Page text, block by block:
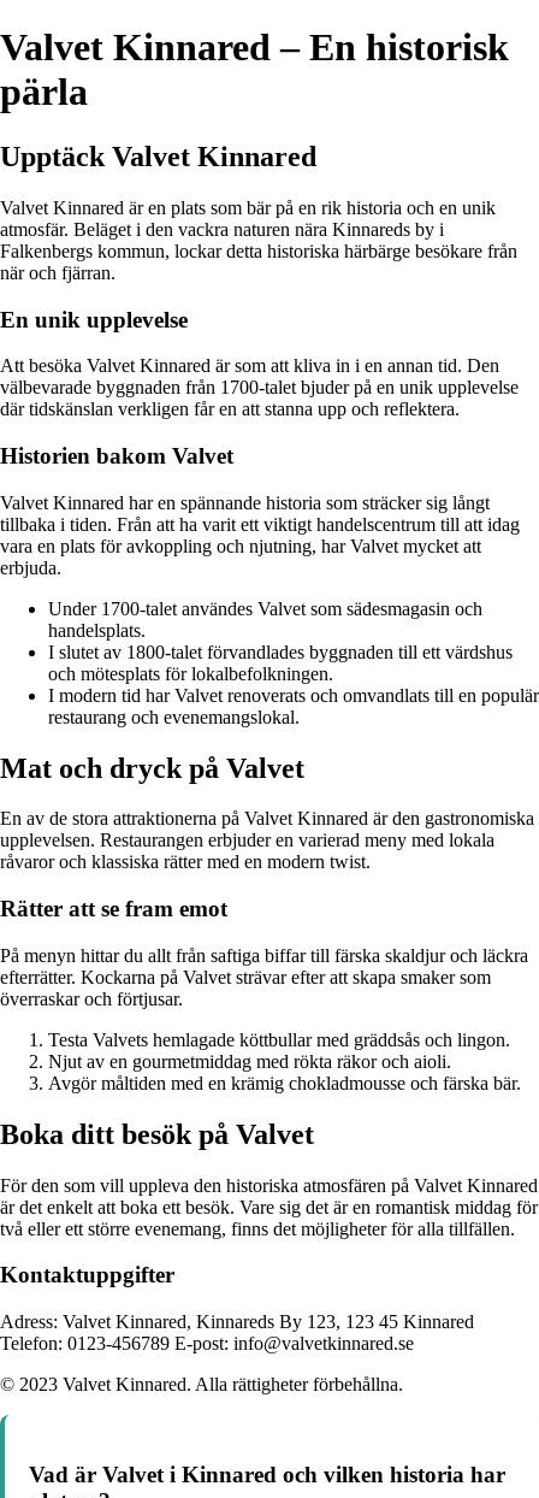
Valvet Kinnared – En historisk
pärla
Upptäck Valvet Kinnared
Valvet Kinnared är en plats som bär på en rik historia och en unik
atmosfär. Beläget i den vackra naturen nära Kinnareds by i
Falkenbergs kommun, lockar detta historiska härbärge besökare från
när och fjärran.
En unik upplevelse
Att besöka Valvet Kinnared är som att kliva in i en annan tid. Den
välbevarade byggnaden från 1700-talet bjuder på en unik upplevelse
där tidskänslan verkligen får en att stanna upp och reflektera.
Historien bakom Valvet
Valvet Kinnared har en spännande historia som sträcker sig långt
tillbaka i tiden. Från att ha varit ett viktigt handelscentrum till att idag
vara en plats för avkoppling och njutning, har Valvet mycket att
erbjuda.
Under 1700-talet användes Valvet som sädesmagasin och
handelsplats.
I slutet av 1800-talet förvandlades byggnaden till ett värdshus
och mötesplats för lokalbefolkningen.
I modern tid har Valvet renoverats och omvandlats till en populär
restaurang och evenemangslokal.
Mat och dryck på Valvet
En av de stora attraktionerna på Valvet Kinnared är den gastronomiska
upplevelsen. Restaurangen erbjuder en varierad meny med lokala
råvaror och klassiska rätter med en modern twist.
Rätter att se fram emot
På menyn hittar du allt från saftiga biffar till färska skaldjur och läckra
efterrätter. Kockarna på Valvet strävar efter att skapa smaker som
överraskar och förtjusar.
Testa Valvets hemlagade köttbullar med gräddsås och lingon.
Njut av en gourmetmiddag med rökta räkor och aioli.
Avgör måltiden med en krämig chokladmousse och färska bär.
Boka ditt besök på Valvet
För den som vill uppleva den historiska atmosfären på Valvet Kinnared
är det enkelt att boka ett besök. Vare sig det är en romantisk middag för
två eller ett större evenemang, finns det möjligheter för alla tillfällen.
Kontaktuppgifter
Adress: Valvet Kinnared, Kinnareds By 123, 123 45 Kinnared
Telefon: 0123-456789 E-post: info@valvetkinnared.se
© 2023 Valvet Kinnared. Alla rättigheter förbehållna.
Vad är Valvet i Kinnared och vilken historia har